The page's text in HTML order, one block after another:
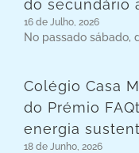
do secundário
16 de Julho, 2026
No passado sábado,
Colégio Casa
do Prémio
energia
18 de Junho, 2026